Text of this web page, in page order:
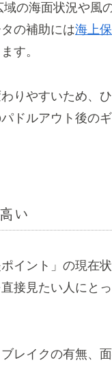
の海面状況や風
の補助には海上
す。
りやすいため、
ドルアウト後の
い
イント」の現在
接見たい人にと
レイクの有無、